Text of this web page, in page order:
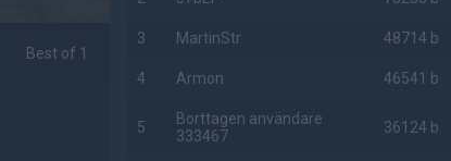
Best of 1
3 MartinStr 48714 b
4 Armon 46541 b
5
Borttagen användare
333467
36124 b